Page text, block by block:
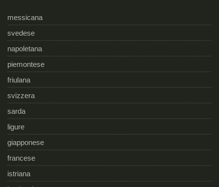
messicana
svedese
napoletana
piemontese
friulana
svizzera
sarda
ligure
giapponese
francese
istriana